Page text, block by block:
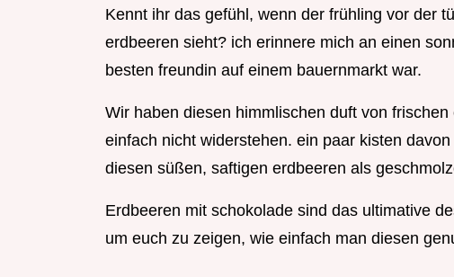
Kennt ihr das gefühl, wenn der frühling vor der
erdbeeren sieht? ich erinnere mich an einen
besten freundin auf einem bauernmarkt war.
Wir haben diesen himmlischen duft von
einfach nicht widerstehen. ein paar kisten
diesen süßen, saftigen erdbeeren als
Erdbeeren mit schokolade sind das ultimative
um euch zu zeigen, wie einfach man diesen